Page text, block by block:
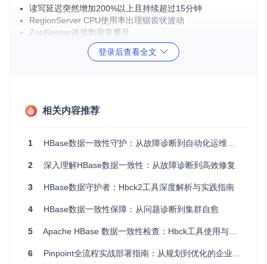
读写延迟突然增加200%以上且持续超过15分钟
RegionServer CPU使用率出现锯齿状波动
ZooKeeper连接数异常攀升
HDFS读写吞吐量间歇性骤降
管理界面异常
_CLOSE"
表状态与实际可用性不符
专家经验：当集群中超过5%的Region处于非活跃状态时，
能避免小问题演变为需要停机维护的大故障。
定位问题根源的系统方法
登录后查看全文
相关内容推荐
1 HBase数据一致性守护：从故障诊断到自动化运维实践
2 深入理解HBase数据一致性：从故障诊断到高效修复
3 HBase数据守护者：Hbck2工具深度解析与实践指南
4 HBase数据一致性保障：从问题诊断到集群自愈
5 Apache HBase 数据一致性检查：Hbck工具使用与修复
6 Pinpoint全流程实战部署指南：从规划到优化的企业级APM监控系统搭建